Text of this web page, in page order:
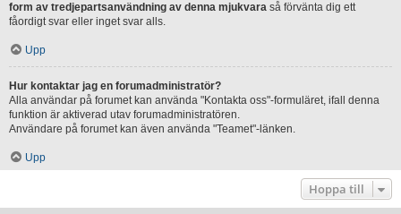
form av tredjepartsanvändning av denna mjukvara så förvänta dig ett
fåordigt svar eller inget svar alls.
Upp
Hur kontaktar jag en forumadministratör?
Alla användar på forumet kan använda "Kontakta oss"-formuläret, ifall denna
funktion är aktiverad utav forumadministratören.
Användare på forumet kan även använda "Teamet"-länken.
Upp
Hoppa till